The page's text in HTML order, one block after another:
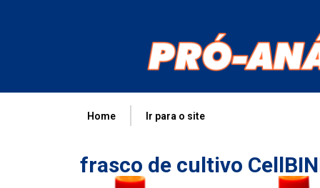
Home Ir para o site
frasco de cultivo